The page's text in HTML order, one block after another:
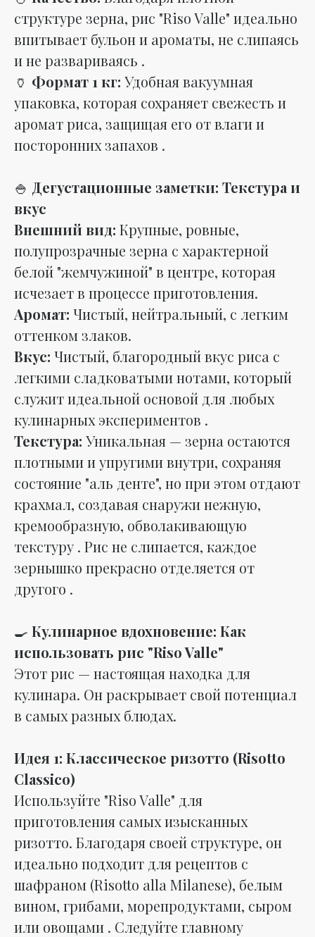
структуре зерна, рис "Riso Valle" идеально
впитывает бульон и ароматы, не слипаясь
и не развариваясь .
🏺 Формат 1 кг: Удобная вакуумная
упаковка, которая сохраняет свежесть и
аромат риса, защищая его от влаги и
посторонних запахов .
🍚 Дегустационные заметки: Текстура и
вкус
Внешний вид: Крупные, ровные,
полупрозрачные зерна с характерной
белой "жемчужиной" в центре, которая
исчезает в процессе приготовления.
Аромат: Чистый, нейтральный, с легким
оттенком злаков.
Вкус: Чистый, благородный вкус риса с
легкими сладковатыми нотами, который
служит идеальной основой для любых
кулинарных экспериментов .
Текстура: Уникальная — зерна остаются
плотными и упругими внутри, сохраняя
состояние "аль денте", но при этом отдают
крахмал, создавая снаружи нежную,
кремообразную, обволакивающую
текстуру . Рис не слипается, каждое
зернышко прекрасно отделяется от
другого .
🍳 Кулинарное вдохновение: Как
использовать рис "Riso Valle"
Этот рис — настоящая находка для
кулинара. Он раскрывает свой потенциал
в самых разных блюдах.
Идея 1: Классическое ризотто (Risotto
Classico)
Используйте "Riso Valle" для
приготовления самых изысканных
ризотто. Благодаря своей структуре, он
идеально подходит для рецептов с
шафраном (Risotto alla Milanese), белым
вином, грибами, морепродуктами, сыром
или овощами . Следуйте главному